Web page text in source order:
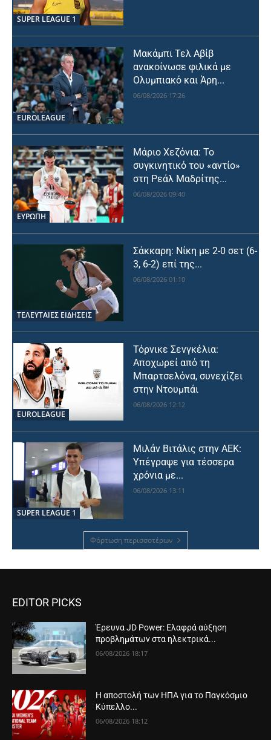
SUPER LEAGUE 1
EUROLEAGUE
Μακάμπι Τελ Αβίβ
ανακοίνωσε φιλικά με
Ολυμπιακό και Άρη...
06/08/2026 17:26
ΕΥΡΩΠΗ
Μάριο Χεζόνια: Το
συγκινητικό του «αντίο»
στη Ρεάλ Μαδρίτης...
06/08/2026 09:40
ΤΕΛΕΥΤΑΙΕΣ ΕΙΔΗΣΕΙΣ
Σάκκαρη: Νίκη με 2-0 σετ (6-
3, 6-2) επί της...
06/08/2026 01:10
EUROLEAGUE
Τόρνικε Σενγκέλια:
Αποχωρεί από τη
Μπαρτσελόνα, συνεχίζει
στην Ντουμπάι
06/08/2026 12:12
SUPER LEAGUE 1
Μιλάν Βιτάλις στην ΑΕΚ:
Υπέγραψε για τέσσερα
χρόνια με...
06/08/2026 13:11
Φόρτωση περισσοτέρων
EDITOR PICKS
Έρευνα JD Power: Ελαφρά αύξηση
προβλημάτων στα ηλεκτρικά...
06/08/2026 18:17
Η αποστολή των ΗΠΑ για το Παγκόσμιο
Κύπελλο...
06/08/2026 18:12